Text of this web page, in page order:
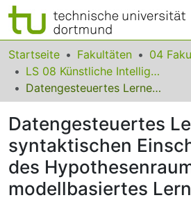
Bereiche & Sammlungen
Das gesamte Repositorium
Leitlinien
Zurück zur Startseite
Startseite Fakultäten
04
LS 08 Künstliche Intelligenz
Datengesteuertes Lernen von syntaktischen Einschränkungen des Hypothesenraumes für modellbasiertes Lernen
Datengesteuertes
syntaktischen
des
modellbasiertes